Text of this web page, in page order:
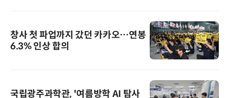
창사 첫 파업까지 갔던 카카오…연봉
6.3% 인상 합의
국립광주과학관, '여름방학 AI 탐사